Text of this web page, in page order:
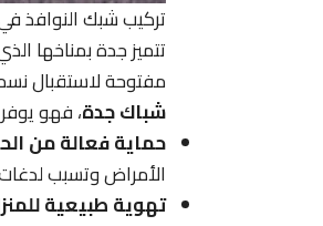
تركيب شبك النوافذ
تتميز جدة بمناخها
مفتوحة لاستقبال
شباك جدة، فهو
حماية فعالة من
الأمراض وتسبب
تهوية طبيعية